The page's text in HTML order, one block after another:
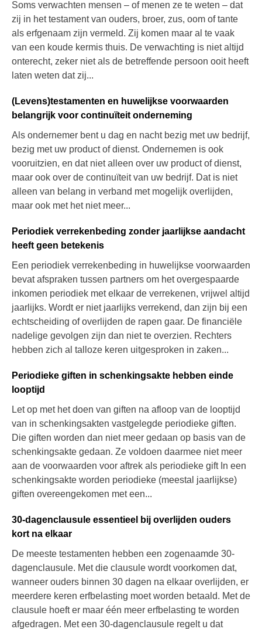
Soms verwachten mensen – of menen ze te weten – dat
zij in het testament van ouders, broer, zus, oom of tante
als erfgenaam zijn vermeld. Zij komen maar al te vaak
van een koude kermis thuis. De verwachting is niet altijd
onterecht, zeker niet als de betreffende persoon ooit heeft
laten weten dat zij...
(Levens)testamenten en huwelijkse voorwaarden
belangrijk voor continuïteit onderneming
Als ondernemer bent u dag en nacht bezig met uw bedrijf,
bezig met uw product of dienst. Ondernemen is ook
vooruitzien, en dat niet alleen over uw product of dienst,
maar ook over de continuïteit van uw bedrijf. Dat is niet
alleen van belang in verband met mogelijk overlijden,
maar ook met het niet meer...
Periodiek verrekenbeding zonder jaarlijkse aandacht
heeft geen betekenis
Een periodiek verrekenbeding in huwelijkse voorwaarden
bevat afspraken tussen partners om het overgespaarde
inkomen periodiek met elkaar de verrekenen, vrijwel altijd
jaarlijks. Wordt er niet jaarlijks verrekend, dan zijn bij een
echtscheiding of overlijden de rapen gaar. De financiële
nadelige gevolgen zijn dan niet te overzien. Rechters
hebben zich al talloze keren uitgesproken in zaken...
Periodieke giften in schenkingsakte hebben einde
looptijd
Let op met het doen van giften na afloop van de looptijd
van in schenkingsakten vastgelegde periodieke giften.
Die giften worden dan niet meer gedaan op basis van de
schenkingsakte gedaan. Ze voldoen daarmee niet meer
aan de voorwaarden voor aftrek als periodieke gift In een
schenkingsakte worden periodieke (meestal jaarlijkse)
giften overeengekomen met een...
30-dagenclausule essentieel bij overlijden ouders
kort na elkaar
De meeste testamenten hebben een zogenaamde 30-
dagenclausule. Met die clausule wordt voorkomen dat,
wanneer ouders binnen 30 dagen na elkaar overlijden, er
meerdere keren erfbelasting moet worden betaald. Met de
clausule hoeft er maar één meer erfbelasting te worden
afgedragen. Met een 30-dagenclausule regelt u dat